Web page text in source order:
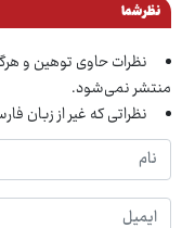
نظر شما
نظرات حاوی توهین و
منتشر نمی‌شود.
نظراتی که غیر از زبان